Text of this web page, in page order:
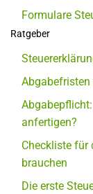
Formulare
Ratgeber
Abgabefristen
anfertigen?
Checkliste für
brauchen
Die erste